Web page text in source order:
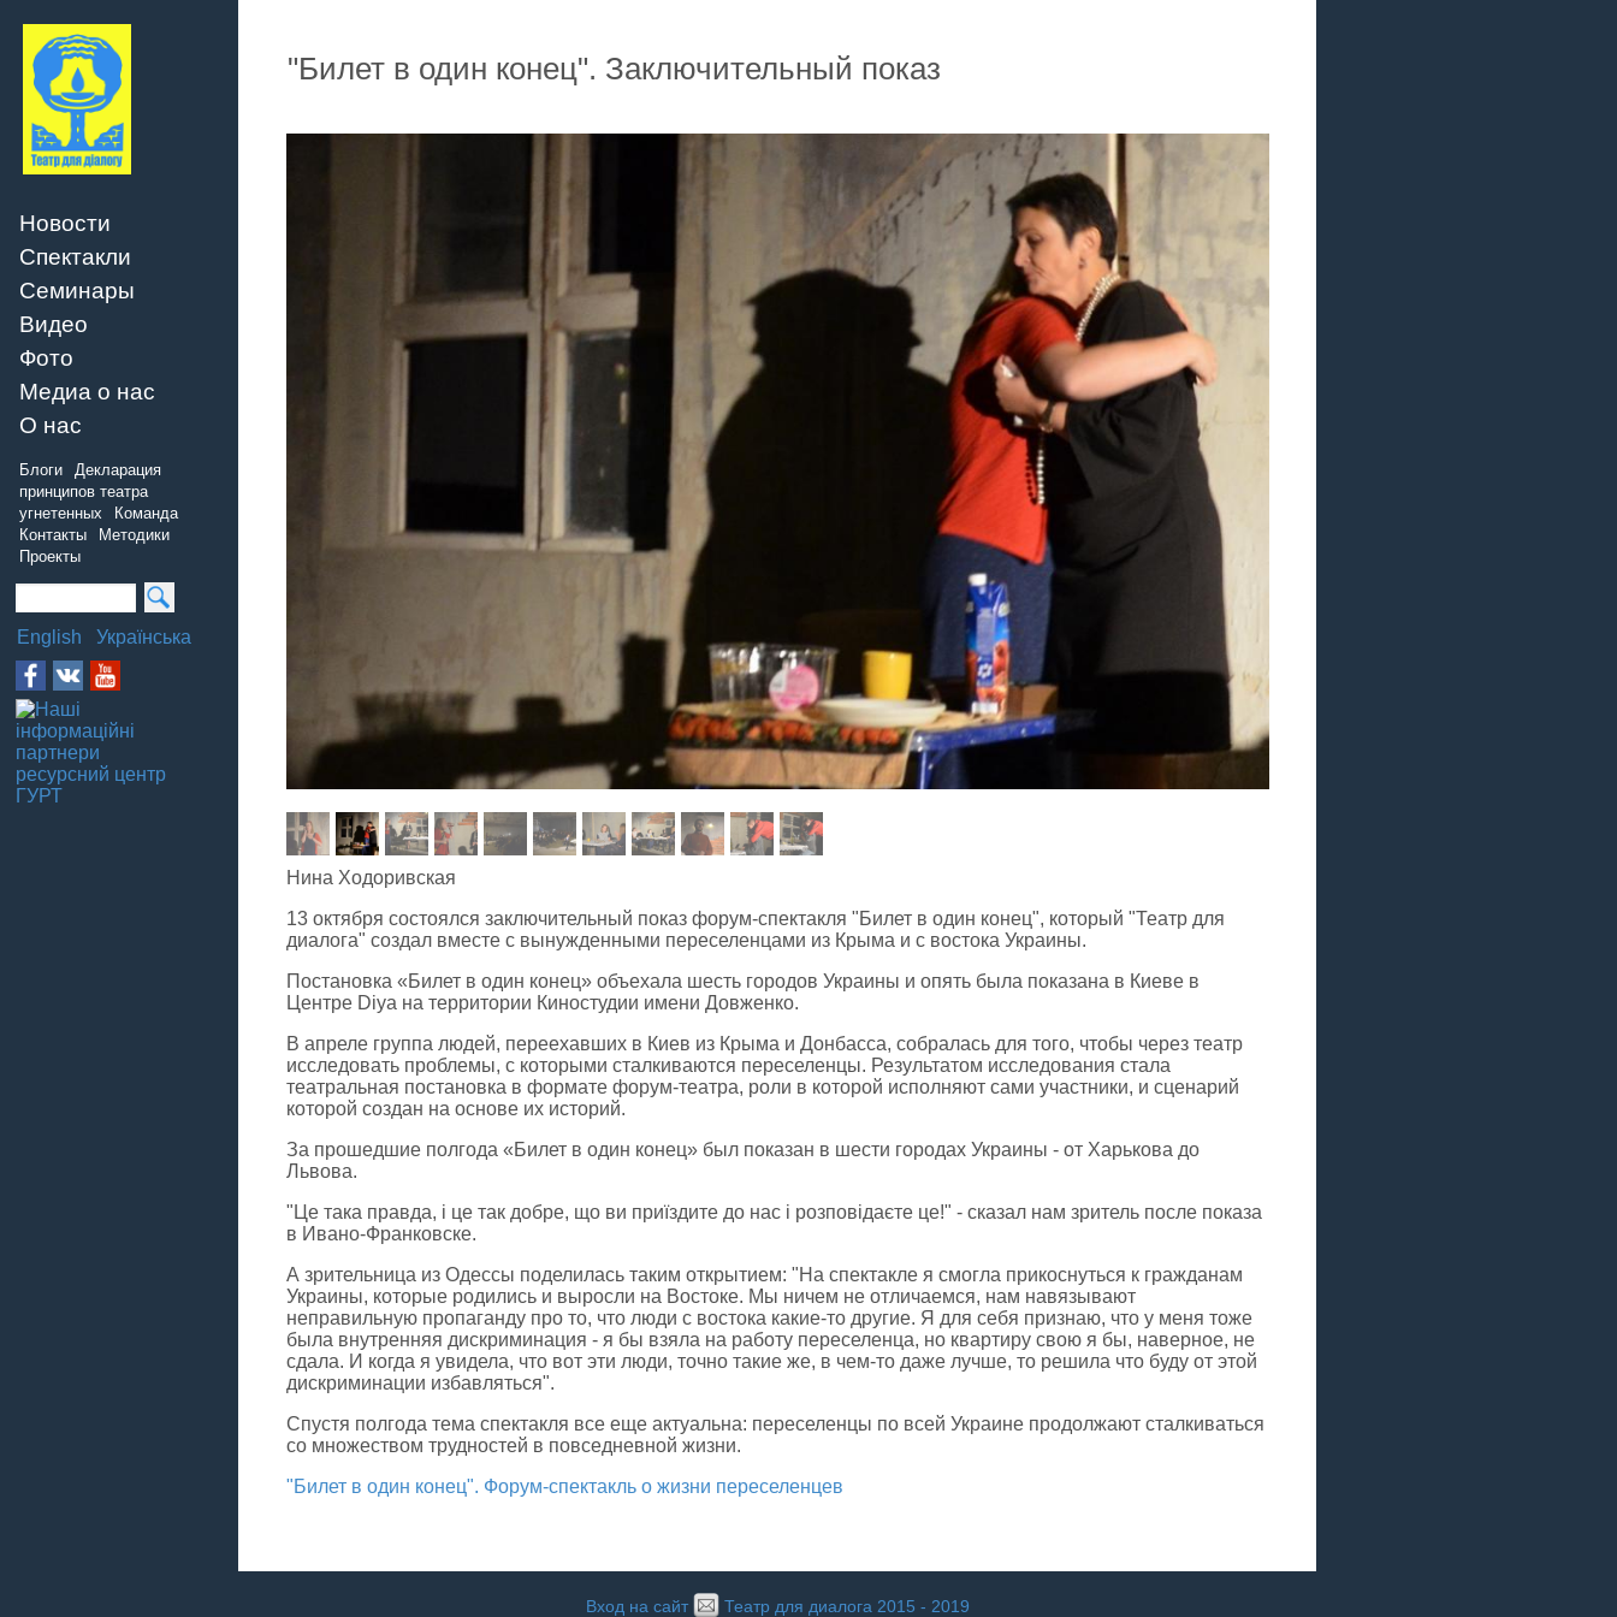
Новости
Спектакли
Семинары
Видео
Фото
Медиа о нас
О нас
Блоги
Декларация
принципов театра
угнетенных
Команда
Контакты
Методики
Проекты
English Українська
"Билет в один конец". Заключительный показ
Нина Ходоривская
13 октября состоялся заключительный показ форум-спектакля "Билет в один конец", который "Театр для
диалога" создал вместе с вынужденными переселенцами из Крыма и с востока Украины.
Постановка «Билет в один конец» объехала шесть городов Украины и опять была показана в Киеве в
Центре Diya на территории Киностудии имени Довженко.
В апреле группа людей, переехавших в Киев из Крыма и Донбасса, собралась для того, чтобы через театр
исследовать проблемы, с которыми сталкиваются переселенцы. Результатом исследования стала
театральная постановка в формате форум-театра, роли в которой исполняют сами участники, и сценарий
которой создан на основе их историй.
За прошедшие полгода «Билет в один конец» был показан в шести городах Украины - от Харькова до
Львова.
"Це така правда, і це так добре, що ви приїздите до нас і розповідаєте це!" - сказал нам зритель после показа
в Ивано-Франковске.
А зрительница из Одессы поделилась таким открытием: "На спектакле я смогла прикоснуться к гражданам
Украины, которые родились и выросли на Востоке. Мы ничем не отличаемся, нам навязывают
неправильную пропаганду про то, что люди с востока какие-то другие. Я для себя признаю, что у меня тоже
была внутренняя дискриминация - я бы взяла на работу переселенца, но квартиру свою я бы, наверное, не
сдала. И когда я увидела, что вот эти люди, точно такие же, в чем-то даже лучше, то решила что буду от этой
дискриминации избавляться".
Спустя полгода тема спектакля все еще актуальна: переселенцы по всей Украине продолжают сталкиваться
со множеством трудностей в повседневной жизни.
"Билет в один конец". Форум-спектакль о жизни переселенцев
Вход на сайт Театр для диалога 2015 - 2019